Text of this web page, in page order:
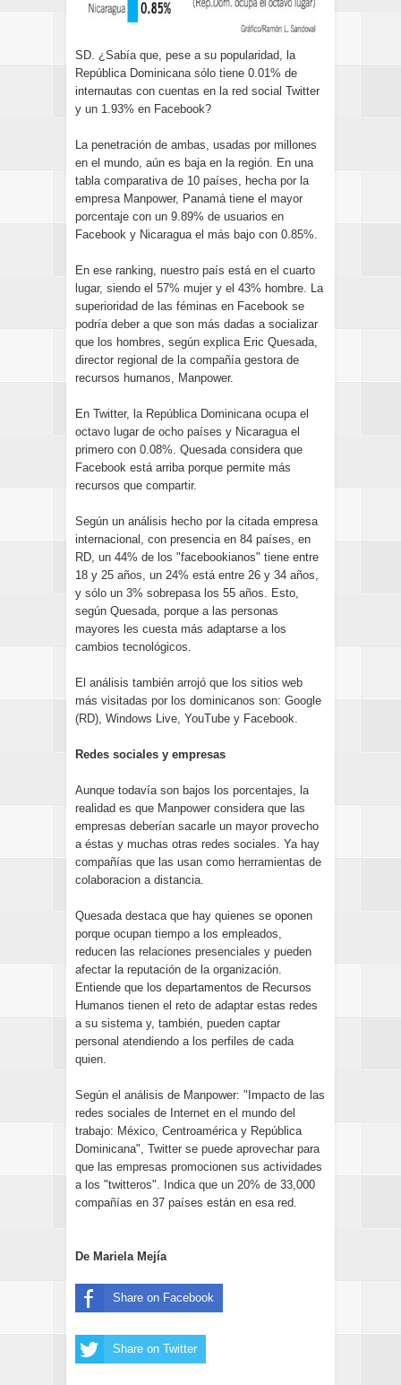
SD. ¿Sabía que, pese a su popularidad, la
República Dominicana sólo tiene 0.01% de
internautas con cuentas en la red social Twitter
y un 1.93% en Facebook?
La penetración de ambas, usadas por millones
en el mundo, aún es baja en la región. En una
tabla comparativa de 10 países, hecha por la
empresa Manpower, Panamá tiene el mayor
porcentaje con un 9.89% de usuarios en
Facebook y Nicaragua el más bajo con 0.85%.
En ese ranking, nuestro país está en el cuarto
lugar, siendo el 57% mujer y el 43% hombre. La
superioridad de las féminas en Facebook se
podría deber a que son más dadas a socializar
que los hombres, según explica Eric Quesada,
director regional de la compañía gestora de
recursos humanos, Manpower.
En Twitter, la República Dominicana ocupa el
octavo lugar de ocho países y Nicaragua el
primero con 0.08%. Quesada considera que
Facebook está arriba porque permite más
recursos que compartir.
Según un análisis hecho por la citada empresa
internacional, con presencia en 84 países, en
RD, un 44% de los "facebookianos" tiene entre
18 y 25 años, un 24% está entre 26 y 34 años,
y sólo un 3% sobrepasa los 55 años. Esto,
según Quesada, porque a las personas
mayores les cuesta más adaptarse a los
cambios tecnológicos.
El análisis también arrojó que los sitios web
más visitadas por los dominicanos son: Google
(RD), Windows Live, YouTube y Facebook.
Redes sociales y empresas
Aunque todavía son bajos los porcentajes, la
realidad es que Manpower considera que las
empresas deberían sacarle un mayor provecho
a éstas y muchas otras redes sociales. Ya hay
compañías que las usan como herramientas de
colaboracion a distancia.
Quesada destaca que hay quienes se oponen
porque ocupan tiempo a los empleados,
reducen las relaciones presenciales y pueden
afectar la reputación de la organización.
Entiende que los departamentos de Recursos
Humanos tienen el reto de adaptar estas redes
a su sistema y, también, pueden captar
personal atendiendo a los perfiles de cada
quien.
Según el análisis de Manpower: "Impacto de las
redes sociales de Internet en el mundo del
trabajo: México, Centroamérica y República
Dominicana", Twitter se puede aprovechar para
que las empresas promocionen sus actividades
a los "twitteros". Indica que un 20% de 33,000
compañías en 37 países están en esa red.
De Mariela Mejía
Share on Facebook
Share on Twitter